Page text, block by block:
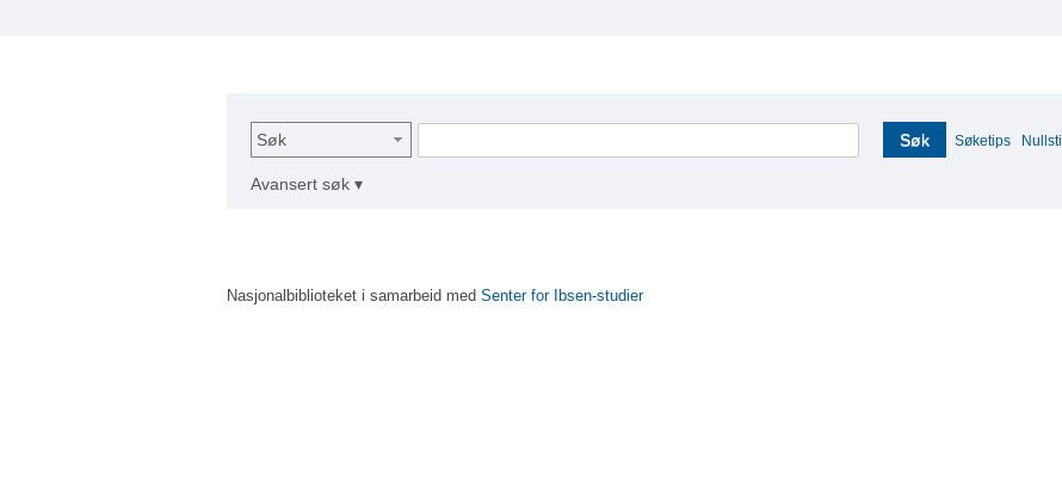
Søk Søk Søketips Nullstill
Avansert søk ▾
Nasjonalbiblioteket i samarbeid med Senter for Ibsen-studier